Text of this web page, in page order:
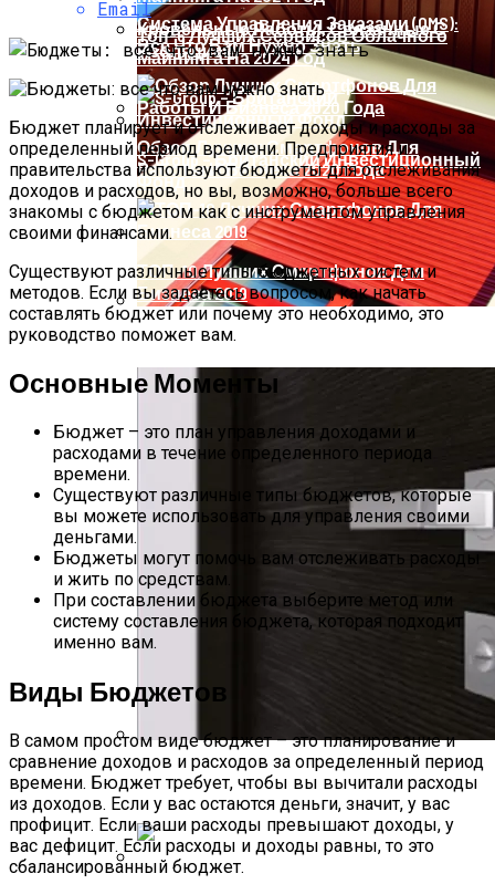
Рольставни: Изготовление И Монтаж
Межкомнатные Двери Оптом И В
Розницу Со Склада
Топ-6 Лучших Сервисов Облачного
Майнинга На 2024 Год
S-Group – Британский Инвестиционный
Фонд
Система Управления Заказами (OMS):
Все Что Вам Нужно Знать
Обзор Лучших Смартфонов Для
Работы И Бизнеса 2020 Года
ТОП-10 Лучших Смартфонов Для
Бизнеса 2019
Кровельные Работы, Связанные С
Изоляцией
Email
Бюджет планирует и отслеживает доходы и расходы за
определенный период времени. Предприятия и
правительства используют бюджеты для отслеживания
доходов и расходов, но вы, возможно, больше всего
знакомы с бюджетом как с инструментом управления
своими финансами.
Существуют различные типы бюджетных систем и
методов. Если вы задаетесь вопросом, как начать
составлять бюджет или почему это необходимо, это
руководство поможет вам.
Основные Моменты
Бюджет – это план управления доходами и
расходами в течение определенного периода
времени.
Существуют различные типы бюджетов, которые
вы можете использовать для управления своими
деньгами.
Бюджеты могут помочь вам отслеживать расходы
и жить по средствам.
При составлении бюджета выберите метод или
систему составления бюджета, которая подходит
именно вам.
Виды Бюджетов
В самом простом виде бюджет – это планирование и
сравнение доходов и расходов за определенный период
времени. Бюджет требует, чтобы вы вычитали расходы
из доходов. Если у вас остаются деньги, значит, у вас
профицит. Если ваши расходы превышают доходы, у
вас дефицит. Если расходы и доходы равны, то это
сбалансированный бюджет.